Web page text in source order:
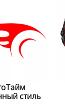
стиль